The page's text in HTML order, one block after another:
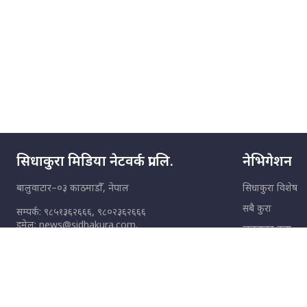
REPORTER ||
‘निम्स दाई’ ||
सिधाकुरा मिडिया नेटवर्क प्रा.लि.
बालुवाटार–०३ काठमाडौँ, नेपाल
सम्पर्क: ९८५१३६२६६६, ९८०२३६२६६६
इमेल:news@sidhakura.com,
नेभिगेशन
सिधाकुरा विशेष
सबै कुरा
जनताका कुरा